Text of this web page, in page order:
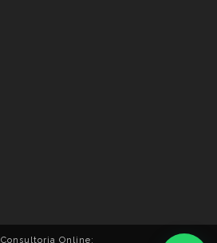
Consultoria Online: